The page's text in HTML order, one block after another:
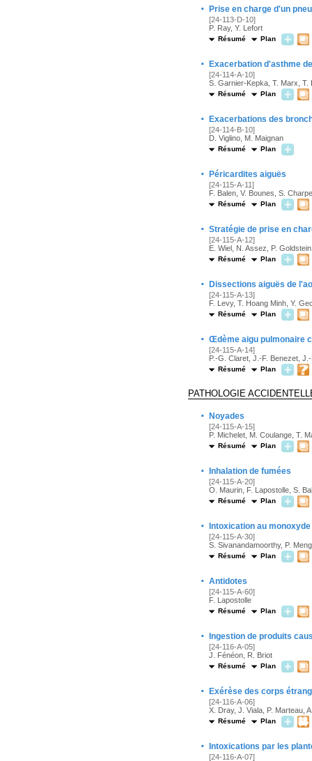
· Prise en charge d'un
[24-113-D-10]
P. Ray, Y. Lefort
Résumé Plan
· Exacerbation d'asthme
[24-114-A-10]
S. Garnier-Kepka, T. Marx, T.
Résumé Plan
· Exacerbations des
[24-114-B-10]
D. Viglino, M. Maignan
Résumé Plan
· Péricardites aiguës
[24-115-A-11]
F. Balen, V. Bounes, S.
Résumé Plan
· Stratégie de prise en
[24-115-A-12]
E. Wiel, N. Assez, P. Goldstein
Résumé Plan
· Dissections aiguës de
[24-115-A-13]
F. Levy, T. Hoang Minh, Y.
Résumé Plan
· Œdème aigu pulmonaire
[24-115-A-14]
P.-G. Claret, J.-F. Benezet,
Résumé Plan
PATHOLOGIE
· Noyades
[24-115-A-15]
P. Michelet, M. Coulange, T.
Résumé Plan
· Inhalation de fumées
[24-115-A-20]
O. Maurin, F. Lapostolle, S.
Résumé Plan
· Intoxication au
[24-115-A-30]
S. Sivanandamoorthy, P.
Résumé Plan
· Antidotes
[24-115-A-60]
F. Lapostolle
Résumé Plan
· Ingestion de produits
[24-116-A-05]
J. Fénéon, R. Briot
Résumé Plan
· Exérèse des corps
[24-116-A-06]
X. Dray, J. Viala, P. Marteau,
Résumé Plan
· Intoxications par les
[24-116-A-07]